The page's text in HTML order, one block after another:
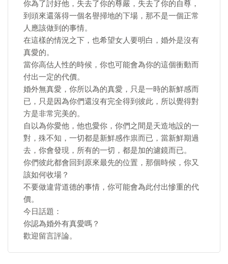
你為了討好他，失去了你的尊嚴，失去了你的自尊，
到頭來還落得一個名譽掃地的下場，那不是一個正常
人應該做到的事情。
在這樣的情況之下，也希望女人要明白，婚外是沒有
真愛的。
當你高估人性的時候，你也可能會為你的這個衝動而
付出一定的代價。
婚外無真愛，你所以為的真愛，只是一時的新鮮感而
已，只是因為你們還沒有完全得到彼此，所以覺得對
方是非常完美的。
自以為你愛他，他也愛你，你們之間是天造地設的一
對，殊不知，一切都是新鮮感作祟而已，當新鮮期過
去，你會發現，所有的一切，都是加的濾鏡而已。
你們彼此都會回到原來最先的位置，那個時候，你又
該如何收場？
不要做違背道德的事情，你可能會為此付出慘重的代
價。
今日話題：
你認為婚外有真愛嗎？
歡迎留言評論。